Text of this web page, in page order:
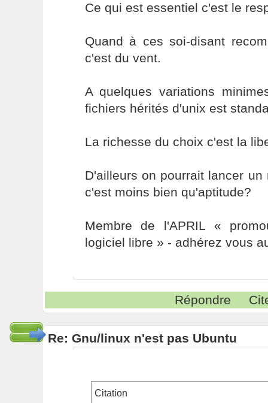
Ce qui est essentiel c'est le
Quand à ces soi-disant
c'est du vent.
A quelques variations
fichiers hérités d'unix est
La richesse du choix c'est la
D'ailleurs on pourrait lancer un
c'est moins bien qu'aptitude?
Membre de l'APRIL «
logiciel libre » - adhérez vous
Répondre
Re: Gnu/linux n'est pas Ubuntu
Citation